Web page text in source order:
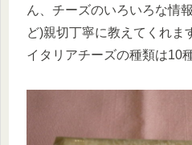
ん、チーズのいろいろな情
ど)親切丁寧に教えてくれま
イタリアチーズの種類は10